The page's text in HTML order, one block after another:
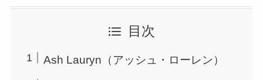
目次
Ash Lauryn（アッシュ・ローレン）